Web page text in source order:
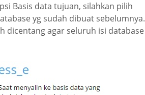
Basis data tujuan, silahkan pilih
yg sudah dibuat sebelumnya.
dicentang agar seluruh isi database